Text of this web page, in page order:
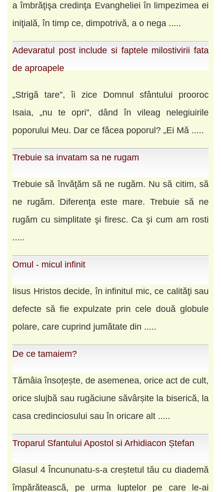
a îmbrăţişa credinţa Evangheliei în limpezimea ei
iniţială, în timp ce, dimpotrivă, a o nega .....
Adevaratul post include si faptele milostivirii fata
de aproapele
„Strigă tare”, îi zice Domnul sfântului prooroc
Isaia, „nu te opri”, dând în vileag nelegiuirile
poporului Meu. Dar ce făcea poporul? „Ei Mă .....
Trebuie sa invatam sa ne rugam
Trebuie să învăţăm să ne rugăm. Nu să citim, să
ne rugăm. Diferenţa este mare. Trebuie să ne
rugăm cu simplitate şi firesc. Ca şi cum am rosti
.....
Omul - micul infinit
Iisus Hristos decide, în infinitul mic, ce calităţi sau
defecte să fie expulzate prin cele două globule
polare, care cuprind jumătate din .....
De ce tamaiem?
Tămâia însoțește, de asemenea, orice act de cult,
orice slujbă sau rugăciune săvârșite la biserică, la
casa credinciosului sau în oricare alt .....
Troparul Sfantului Apostol si Arhidiacon Ștefan
Glasul 4 Încununatu-s-a creștetul tău cu diademă
împărătească, pe urma luptelor pe care le-ai